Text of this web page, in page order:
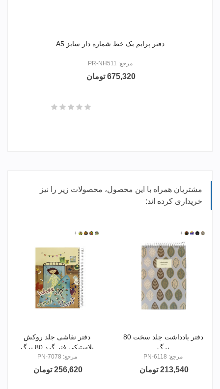
دفتر پرایم یک خط شماره دار سایز A5
مرجع: PR-NH511
675,320 تومان
مشتریان همراه با این محصول، محصولات زیر را نیز
خریداری کرده اند:
611811
611817
611818
611816
+
دفتر یادداشت جلد سخت 80
برگ
مرجع: PN-6118
213,540 تومان
707801
707802
707803
707804
+
دفتر نقاشی جلد روکش
پلاستیکی فنر گرد 80 برگ
مرجع: PN-7078
256,620 تومان